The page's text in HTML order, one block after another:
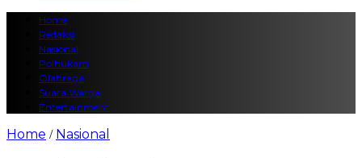
Home
Redaksi
Nasional
Polhukam
Olahraga
Suara Warga
Entertainment
Home / Nasional